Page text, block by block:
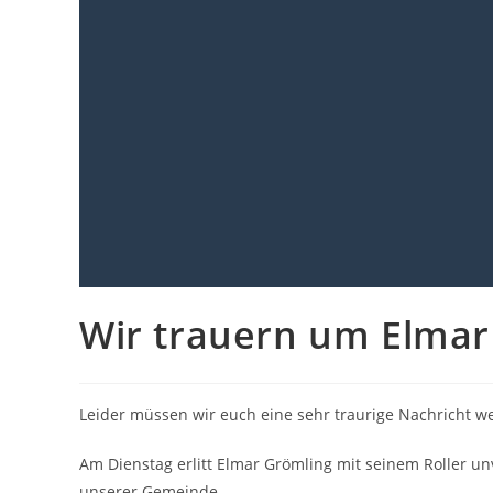
Wir trauern um Elmar
Leider müssen wir euch eine sehr traurige Nachricht
Am Dienstag erlitt Elmar Grömling mit seinem Roller